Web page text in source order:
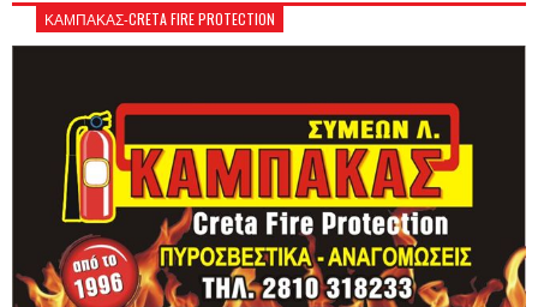
ΚΑΜΠΑΚΑΣ-CRETA FIRE PROTECTION